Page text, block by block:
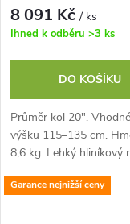
8 091 Kč/ ks
Ihned k odběru >3 ks
DO KOŠÍKU
Průměr kol 20".
výšku 115–135 cm.
8,6 kg. Lehký hliníkový
Komponenty
Revoshift, 6 rychlostí. V
Garance nejnižší ceny